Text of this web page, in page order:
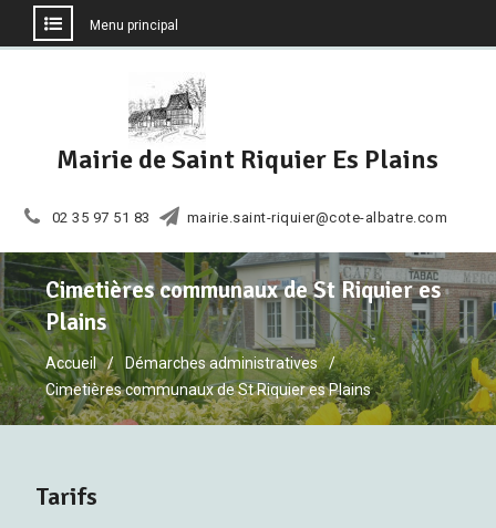
Menu principal
Mairie de Saint Riquier Es Plains
02 35 97 51 83 mairie.saint-riquier@cote-albatre.com
Cimetières communaux de St Riquier es
Plains
Accueil
Démarches administratives
Cimetières communaux de St Riquier es Plains
Tarifs